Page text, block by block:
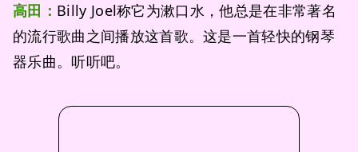
高田： Billy Joel称它为漱口水，他总是在非常著名
的流行歌曲之间播放这首歌。这是一首轻快的钢琴
器乐曲。听听吧。